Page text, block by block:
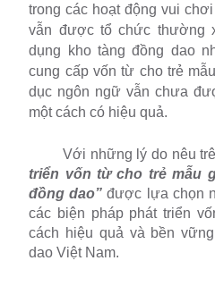
trong các hoạt động vui
vẫn được tổ chức thường
dụng kho tàng đồng dao
cung cấp vốn từ cho trẻ
dục ngôn ngữ vẫn chưa
một cách có hiệu quả.
Với những lý do nêu
triển vốn từ cho trẻ mẫu
đồng dao”được lựa chọn
các biện pháp phát triển
cách hiệu quả và bền
dao Việt Nam.